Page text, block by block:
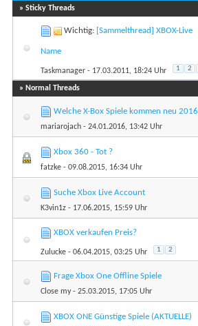
» Sticky Threads
Wichtig: [Sammelthread] XBOX-Live
Name
Taskmanager - 17.03.2011, 18:24 Uhr 1 2
» Normal Threads
Welche X-Box Spiele kommen neu 2016
mariarojach - 24.01.2016, 13:42 Uhr
Xbox 360 - Tot ?
fatzke - 09.08.2015, 16:34 Uhr
Suche Xbox Live Account
K3vin1z - 17.06.2015, 15:59 Uhr
XBOX verkaufen Preis?
Zulucke - 06.04.2015, 03:25 Uhr 1 2
Frage Xbox One Offline Spiele
Close my- 25.03.2015, 17:05 Uhr
XBOX ONE Günstige Spiele (AKTUELLE)